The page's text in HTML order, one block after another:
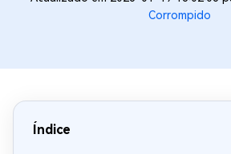
Corrompido
Índice